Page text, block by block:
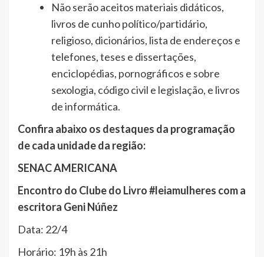
Não serão aceitos materiais didáticos,
livros de cunho político/partidário,
religioso, dicionários, lista de endereços e
telefones, teses e dissertações,
enciclopédias, pornográficos e sobre
sexologia, código civil e legislação, e livros
de informática.
Confira abaixo os destaques da programação
de cada unidade da região:
SENAC AMERICANA
Encontro do Clube do Livro #leiamulheres com a
escritora Geni Núñez
Data: 22/4
Horário: 19h às 21h